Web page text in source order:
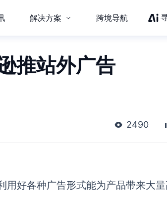
解决方案 跨境导航
推站外广告
2490
用好各种广告形式能为产品带来大量